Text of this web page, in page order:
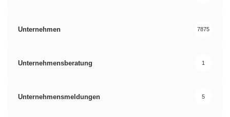
Unternehmen 7875
Unternehmensberatung 1
Unternehmensmeldungen 5